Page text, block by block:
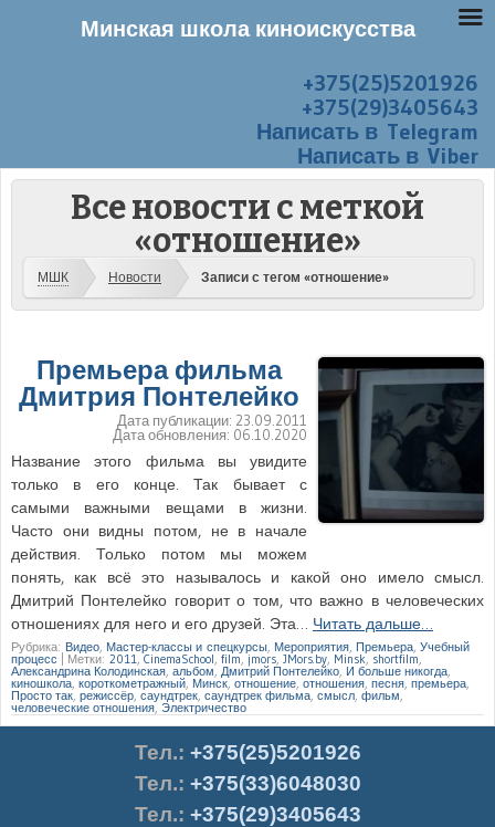
+375(25)5201926
+375(29)3405643
Написать в Telegram
Написать в Viber
Все новости с меткой
«отношение»
МШК Новости Записи с тегом «отношение»
Премьера фильма
Дмитрия Понтелейко
Дата публикации: 23.09.2011
Дата обновления: 06.10.2020
Название этого фильма вы увидите
только в его конце. Так бывает с
самыми важными вещами в жизни.
Часто они видны потом, не в начале
действия. Только потом мы можем
понять, как всё это называлось и какой оно имело смысл.
Дмитрий Понтелейко говорит о том, что важно в человеческих
отношениях для него и его друзей. Эта… Читать дальше…
Рубрика: Видео Мастер-классы и спецкурсы Мероприятия Премьера Учебный
процесс Метки: 2011 ,CinemaSchool film,jmors JMors.by Minsk, shortfilm
Александрина Колодинская альбом, Дмитрий Понтелейко И больше никогда
киношкола короткометражный Минск, отношение отношения песня премьера
Просто так режиссёр саундтрек саундтрек фильма смысл фильм
человеческие отношения, Электричество
Тел.: +375(25)5201926
Тел.: +375(33)6048030
Тел.: +375(29)3405643
Минская школа киноискусства